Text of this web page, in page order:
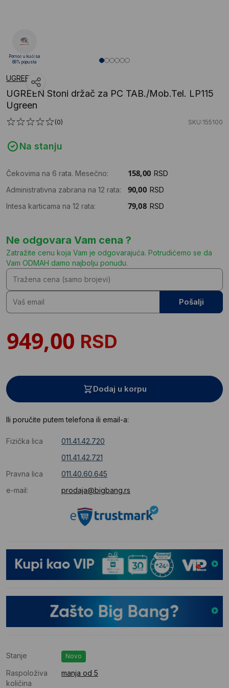
UGREEN
UGREEN Stoni držač za PC TAB./Mob.Tel. LP115
Ugreen
(0) SKU:155100
Na stanju
Čekovima na 6 rata. Mesečno:
RSD
Administrativna zabrana na 12 rata:
RSD
Intesa karticama na 12 rata:
RSD
Ne odgovara Vam cena ?
Zatražite cenu koja Vam je odgovarajuća. Potrudićemo se da
Vam ODMAH damo najbolju ponudu.
Pošalji
RSD
Dodaj u korpu
Ili poručite putem telefona ili email-a:
Fizička lica
011.41.42.720
011.41.42.721
Pravna lica
011.40.60.645
e-mail:
prodaja@bigbang.rs
Stanje Novo
Raspoloživa
količina
manja od 5
Pomoć u kući sa
88% popusta